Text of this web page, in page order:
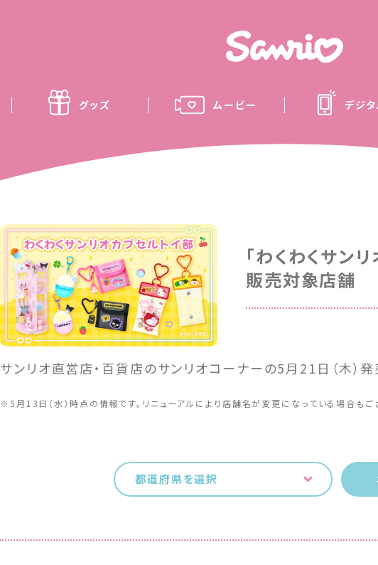
グッズ ムービー デジタ
「わくわくサン
販売対象店舗
サンリオ直営店・百貨店のサンリオコーナーの5月21日（木）
※5月13日（水）時点の情報です。リニューアルにより店舗名が変更になっている場合もご
都道府県を選択